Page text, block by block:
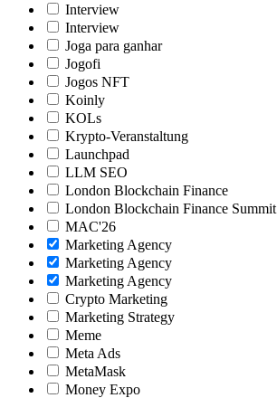
Interview
Interview
Joga para ganhar
Jogofi
Jogos NFT
Koinly
KOLs
Krypto-Veranstaltung
Launchpad
LLM SEO
London Blockchain Finance
London Blockchain Finance Summit
MAC'26
Marketing Agency
Marketing Agency
Marketing Agency
Crypto Marketing
Marketing Strategy
Meme
Meta Ads
MetaMask
Money Expo